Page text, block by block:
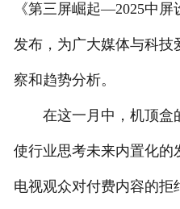
《第三屏崛起—2025中
发布，为广大媒体与科技
察和趋势分析。
在这一月中，机顶盒
使行业思考未来内置化的
电视观众对付费内容的拒